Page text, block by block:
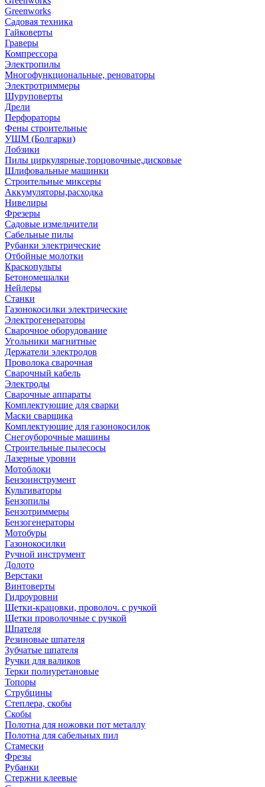
Greenworks
Садовая техника
Гайковерты
Граверы
Компрессора
Электропилы
Многофункциональные, реноваторы
Электротриммеры
Шуруповерты
Дрели
Перфораторы
Фены строительные
УШМ (Болгарки)
Лобзики
Пилы циркулярные,торцовочные,дисковые
Шлифовальные машинки
Строительные миксеры
Аккумуляторы,расходка
Нивелиры
Фрезеры
Садовые измельчители
Сабельные пилы
Рубанки электрические
Отбойные молотки
Краскопульты
Бетономешалки
Нейлеры
Станки
Газонокосилки электрические
Электрогенераторы
Сварочное оборудование
Угольники магнитные
Держатели электродов
Проволока сварочная
Сварочный кабель
Электроды
Сварочные аппараты
Комплектующие для сварки
Маски сварщика
Комплектующие для газонокосилок
Снегоуборочные машины
Строительные пылесосы
Лазерные уровни
Мотоблоки
Бензоинструмент
Культиваторы
Бензопилы
Бензотриммеры
Бензогенераторы
Мотобуры
Газонокосилки
Ручной инструмент
Долото
Верстаки
Винтоверты
Гидроуровни
Щетки-крацовки, проволоч. с ручкой
Щетки проволочные с ручкой
Шпателя
Резиновые шпателя
Зубчатые шпателя
Ручки для валиков
Терки полиуретановые
Топоры
Струбцины
Степлера, скобы
Скобы
Полотна для ножовки пот металлу
Полотна для сабельных пил
Стамески
Фрезы
Рубанки
Стержни клеевые